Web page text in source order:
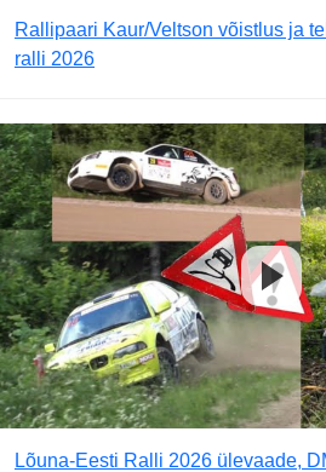
Rallipaari Kaur/Veltson võistlus ja
ralli 2026
Lõuna-Eesti Ralli 2026 ülevaade,